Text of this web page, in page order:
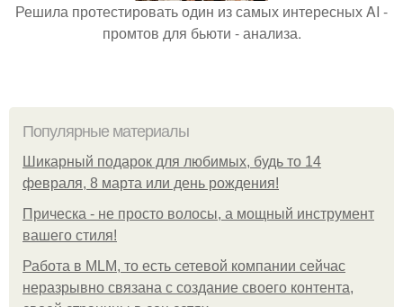
Решила протестировать один из самых интересных AI -
промтов для бьюти - анализа.
Популярные материалы
Шикарный подарок для любимых, будь то 14
февраля, 8 марта или день рождения!
Прическа - не просто волосы, а мощный инструмент
вашего стиля!
Работа в MLM, то есть сетевой компании сейчас
неразрывно связана с создание своего контента,